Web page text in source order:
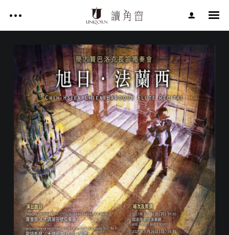
影片作品 FILM WORKS
網站作品 WEBSITES
視覺設計 GRAPHIC DESIGN
專案服務 SERVICE
文章 ARTICLES
關於讀角窗 ABOUT UNIQORN
Facebook
Youtube
影片作品 FILM WORKS
網站作品 WEBSITES
視覺設計 GRAPHIC DESIGN
專案服務 SERVICE
文章 ARTICLES
關於讀角窗 ABOUT UNIQORN